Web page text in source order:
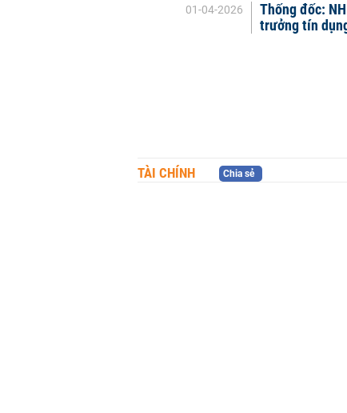
01-04-2026
Thống đốc:
trưởng tín
TÀI CHÍNH Chia sẻ